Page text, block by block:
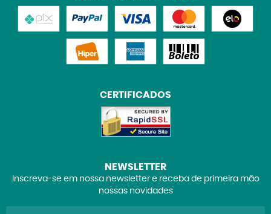
CERTIFICADOS
NEWSLETTER
Inscreva-se em nossa newsletter e receba de primeira mão
nossas novidades